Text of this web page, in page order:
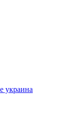
украина